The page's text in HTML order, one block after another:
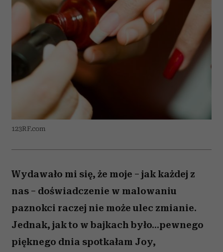
123RF.com
Wydawało mi się, że moje – jak każdej z
nas – doświadczenie w malowaniu
paznokci raczej nie może ulec zmianie.
Jednak, jak to w bajkach było...pewnego
pięknego dnia spotkałam Joy,